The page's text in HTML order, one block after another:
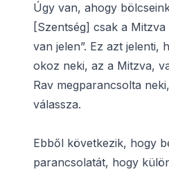
Úgy van, ahogy
[Szentség] csak a
van jelen”. Ez azt jelenti,
okoz neki, az a Mitzva,
Rav megparancsolta
válassza.
Ebből következik, hogy
parancsolatát, hogy